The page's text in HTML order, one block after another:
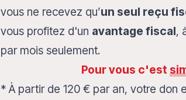
vous ne recevez qu’un seul reçu
vous profitez d'un avantage fiscal,
par mois seulement.
Pour vous c'est
*À partir de 120 € par an, votre don